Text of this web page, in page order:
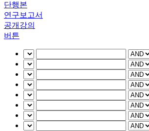
단행본
연구보고서
공개강의
버튼